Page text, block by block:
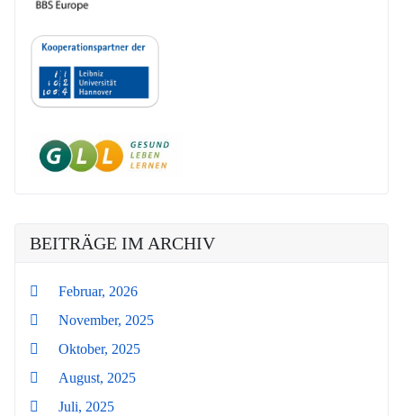
BEITRÄGE IM ARCHIV
Februar, 2026
November, 2025
Oktober, 2025
August, 2025
Juli, 2025